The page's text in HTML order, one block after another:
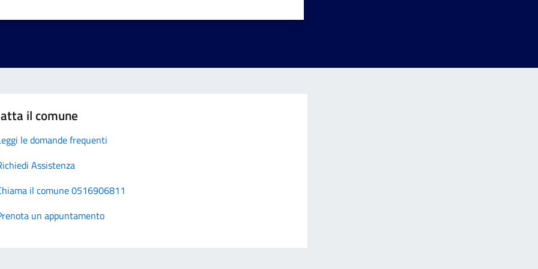
il comune
le domande frequenti
Assistenza
il comune 0516906811
un appuntamento